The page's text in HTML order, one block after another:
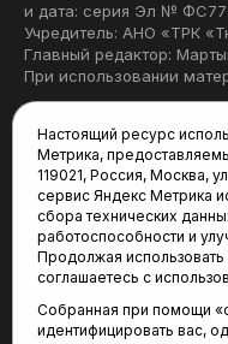
и дата: серия Эл №
Учредитель: АНО «ТРК
Главный редактор:
При использовании
Редакция:
625035, Тюмень, пр.
(3452) 68-22-28
tum-arena@mail.ru
Отдел продаж:
(3452) 68-89-78
Настоящий ресурс
Метрика,
119021, Россия, Москва,
сервис Яндекс Метрика
сбора технических
работоспособности и
Продолжая
соглашаетесь с
Собранная при помощи
идентифицировать вас,